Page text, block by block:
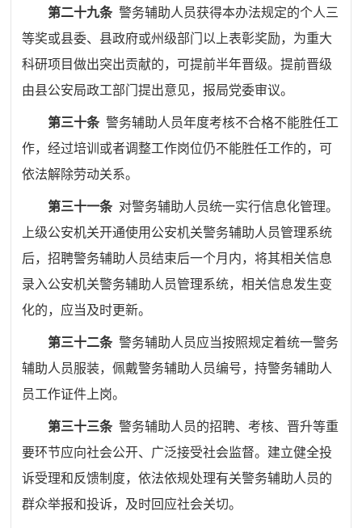
第二十九条 警务辅助人员获得本办法规定的个人三
等奖或县委、县政府或州级部门以上表彰奖励，为重大
科研项目做出突出贡献的，可提前半年晋级。提前晋级
由县公安局政工部门提出意见，报局党委审议。
第三十条 警务辅助人员年度考核不合格不能胜任工
作，经过培训或者调整工作岗位仍不能胜任工作的，可
依法解除劳动关系。
第三十一条 对警务辅助人员统一实行信息化管理。
上级公安机关开通使用公安机关警务辅助人员管理系统
后，招聘警务辅助人员结束后一个月内，将其相关信息
录入公安机关警务辅助人员管理系统，相关信息发生变
化的，应当及时更新。
第三十二条 警务辅助人员应当按照规定着统一警务
辅助人员服装，佩戴警务辅助人员编号，持警务辅助人
员工作证件上岗。
第三十三条 警务辅助人员的招聘、考核、晋升等重
要环节应向社会公开、广泛接受社会监督。建立健全投
诉受理和反馈制度，依法依规处理有关警务辅助人员的
群众举报和投诉，及时回应社会关切。